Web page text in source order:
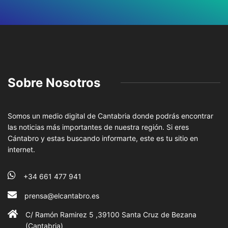
Sobre Nosotros
Somos un medio digital de Cantabria donde podrás encontrar
las noticias más importantes de nuestra región. Si eres
Cántabro y estas buscando informarte, este es tu sitio en
internet.
+34 661 477 941
prensa@elcantabro.es
C/ Ramón Ramirez 5 ,39100 Santa Cruz de Bezana
(Cantabria)